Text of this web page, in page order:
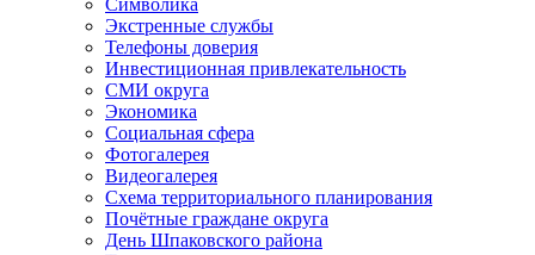
Символика
Экстренные службы
Телефоны доверия
Инвестиционная привлекательность
СМИ округа
Экономика
Социальная сфера
Фотогалерея
Видеогалерея
Схема территориального планирования
Почётные граждане округа
День Шпаковского района